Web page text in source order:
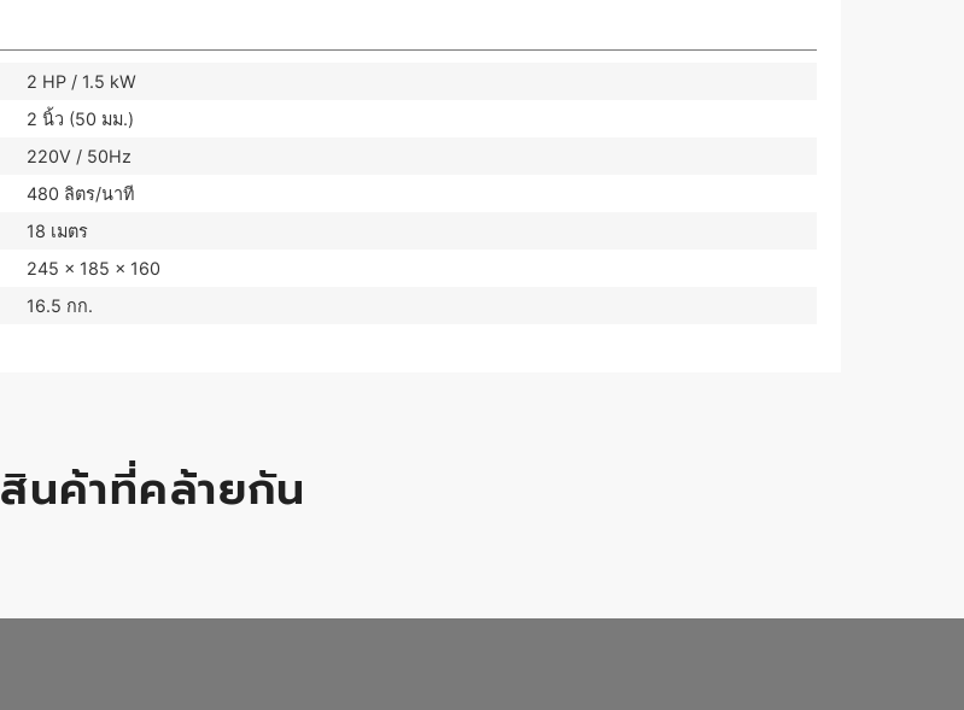
2 HP / 1.5 kW
2 นิ้ว (50 มม.)
220V / 50Hz
480 ลิตร/นาที
18 เมตร
245 x 185 x 160
16.5 กก.
สินค้าที่คล้ายกัน